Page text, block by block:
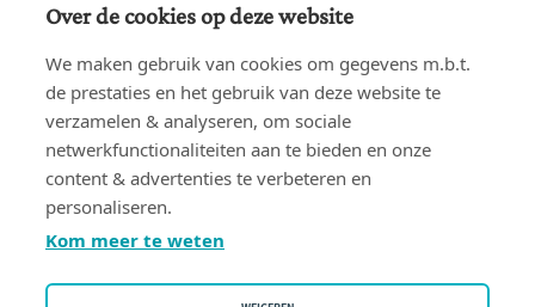
Vind eenvoudig een notaris bij jou in de
buurt.
VIND EEN NOTARIS
Over de cookies op deze website
We maken gebruik van cookies om gegevens m.b.t.
de prestaties en het gebruik van deze website te
verzamelen & analyseren, om sociale
netwerkfunctionaliteiten aan te bieden en onze
content & advertenties te verbeteren en
personaliseren.
Kom meer te weten